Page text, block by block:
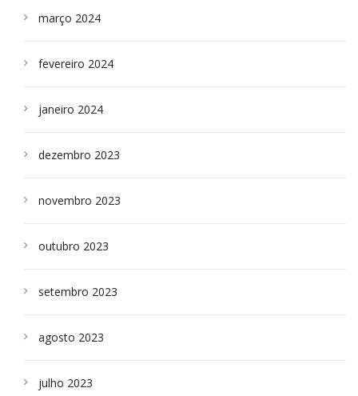
março 2024
fevereiro 2024
janeiro 2024
dezembro 2023
novembro 2023
outubro 2023
setembro 2023
agosto 2023
julho 2023